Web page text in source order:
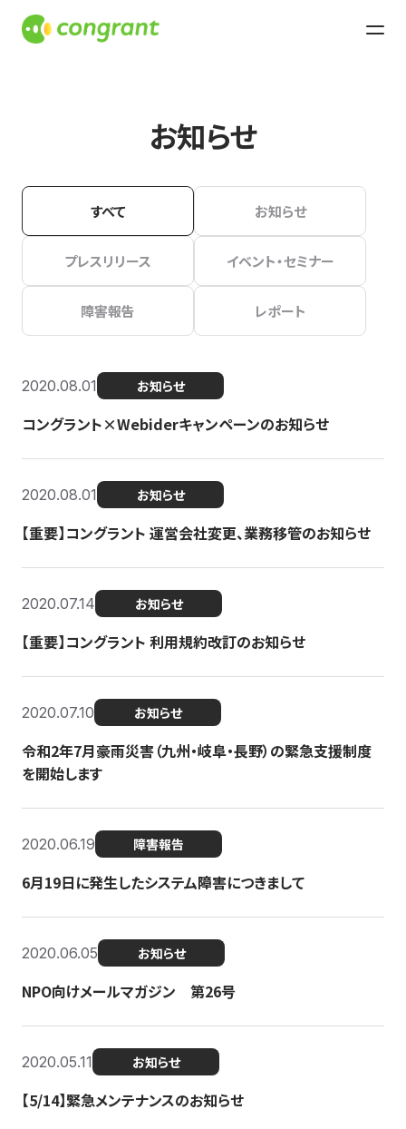
お知らせ
すべて お知らせ
プレスリリース イベント・セミナー
障害報告 レポート
2020.08.01 お知らせ
コングラント×Webiderキャンペーンのお知らせ
2020.08.01 お知らせ
【重要】コングラント 運営会社変更、業務移管のお知らせ
2020.07.14 お知らせ
【重要】コングラント 利用規約改訂のお知らせ
2020.07.10 お知らせ
令和2年7月豪雨災害（九州・岐阜・長野）の緊急支援制度
を開始します
2020.06.19 障害報告
6月19日に発生したシステム障害につきまして
2020.06.05 お知らせ
NPO向けメールマガジン 第26号
2020.05.11 お知らせ
【5/14】緊急メンテナンスのお知らせ